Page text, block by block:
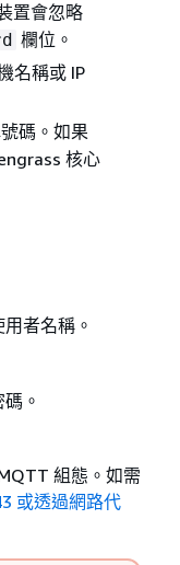
置會忽略
欄位。
名稱或 IP
碼。如果
核心
者名稱。
。
組態。如需
或透過網路代